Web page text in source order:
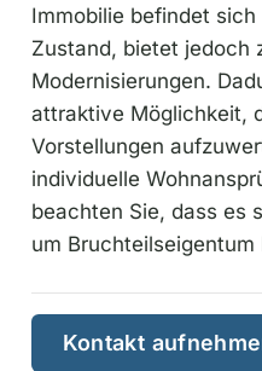
Immobilie befindet
Zustand, bietet jedoch
Modernisierungen.
attraktive Möglichkeit,
Vorstellungen
individuelle
beachten Sie, dass es
um Bruchteilseigentum
Kontakt